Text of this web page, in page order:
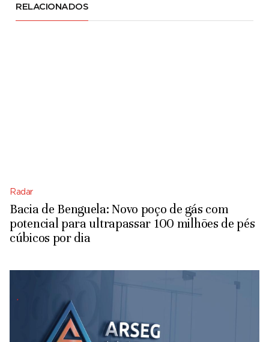
RELACIONADOS
Radar
Bacia de Benguela: Novo poço de gás com
potencial para ultrapassar 100 milhões de pés
cúbicos por dia